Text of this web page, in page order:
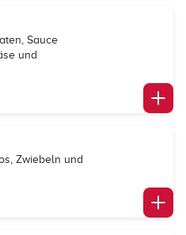
Sauce
und
Zwiebeln und